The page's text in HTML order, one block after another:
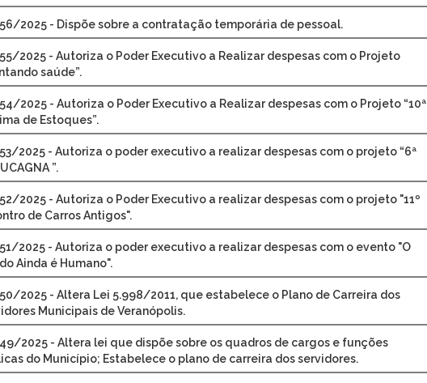
2025 - Dispõe sobre a contratação temporária de pessoal.
2025 - Autoriza o Poder Executivo a Realizar despesas com o Projeto
saúde”.
2025 - Autoriza o Poder Executivo a Realizar despesas com o Projeto “10ª
de Estoques”.
2025 - Autoriza o poder executivo a realizar despesas com o projeto “6ª
”.
2025 - Autoriza o Poder Executivo a realizar despesas com o projeto "11º
de Carros Antigos".
2025 - Autoriza o poder executivo a realizar despesas com o evento "O
Ainda é Humano".
2025 - Altera Lei 5.998/2011, que estabelece o Plano de Carreira dos
Municipais de Veranópolis.
2025 - Altera lei que dispõe sobre os quadros de cargos e funções
do Município; Estabelece o plano de carreira dos servidores.